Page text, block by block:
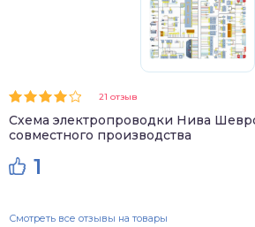
21 отзыв
Схема электропроводки Нива
совместного производства
1
Смотреть все отзывы на товары